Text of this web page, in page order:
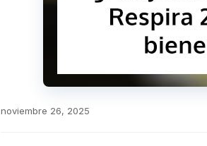
noviembre 26, 2025